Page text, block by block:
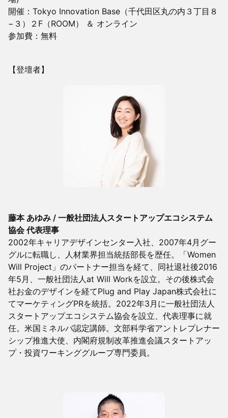
開催：Tokyo Innovation Base（千代田区丸の内３丁目８
−３）２F（ROOM） ＆ オンライン
参加費：無料
【登壇者】
藤本 あゆみ / 一般社団法人スタートアップエコシステム
協会 代表理事
2002年キャリアデザインセンター入社、2007年4月グー
グルに転職し、人材業界担当統括部長を歴任。「Women
Will Project」のパートナー担当を経て、同社退社後2016
年5月、一般社団法人at Will Workを設立。その後株式会
社お金のデザインを経てPlug and Play Japan株式会社に
てマーケティングPRを統括。2022年3月に一般社団法人
スタートアップエコシステム協会を設立、代表理事に就
任。米国ミネルバ認定講師。文部科学省アントレプレナー
シップ推進大使、内閣府規制改革推進会議スタートアッ
プ・投資ワーキンググループ専門委員。